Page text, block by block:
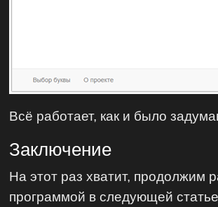
Всё работает, как и было
Заключение
На этот раз хватит, продолжим
программой в следующей